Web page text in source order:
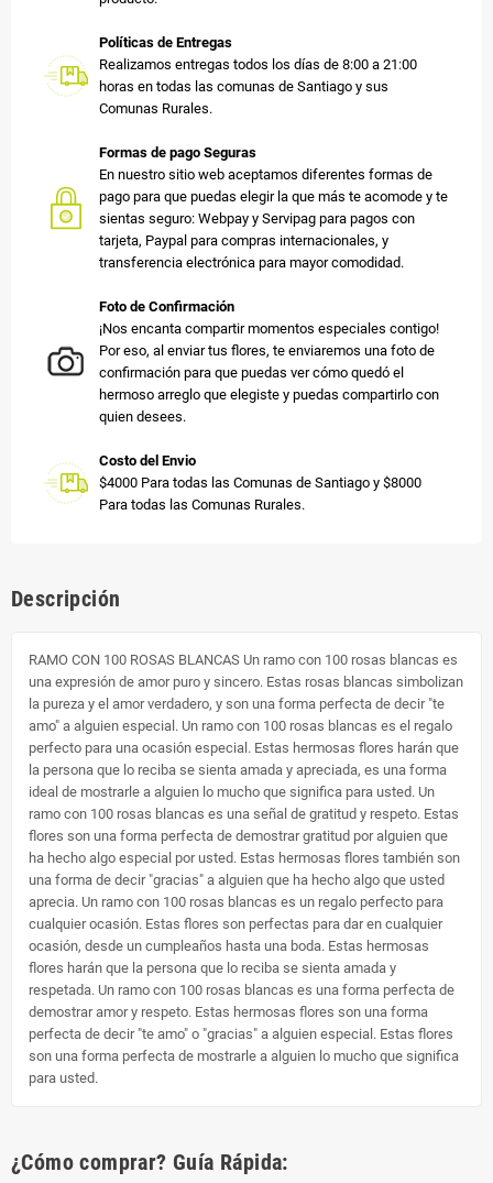
Políticas de Entregas
Realizamos entregas todos los días de 8:00 a 21:00
horas en todas las comunas de Santiago y sus
Comunas Rurales.
Formas de pago Seguras
En nuestro sitio web aceptamos diferentes formas de
pago para que puedas elegir la que más te acomode y te
sientas seguro: Webpay y Servipag para pagos con
tarjeta, Paypal para compras internacionales, y
transferencia electrónica para mayor comodidad.
Foto de Confirmación
¡Nos encanta compartir momentos especiales contigo!
Por eso, al enviar tus flores, te enviaremos una foto de
confirmación para que puedas ver cómo quedó el
hermoso arreglo que elegiste y puedas compartirlo con
quien desees.
Costo del Envio
$4000 Para todas las Comunas de Santiago y $8000
Para todas las Comunas Rurales.
Descripción
RAMO CON 100 ROSAS BLANCAS Un ramo con 100 rosas blancas es
una expresión de amor puro y sincero. Estas rosas blancas simbolizan
la pureza y el amor verdadero, y son una forma perfecta de decir "te
amo" a alguien especial. Un ramo con 100 rosas blancas es el regalo
perfecto para una ocasión especial. Estas hermosas flores harán que
la persona que lo reciba se sienta amada y apreciada, es una forma
ideal de mostrarle a alguien lo mucho que significa para usted. Un
ramo con 100 rosas blancas es una señal de gratitud y respeto. Estas
flores son una forma perfecta de demostrar gratitud por alguien que
ha hecho algo especial por usted. Estas hermosas flores también son
una forma de decir "gracias" a alguien que ha hecho algo que usted
aprecia. Un ramo con 100 rosas blancas es un regalo perfecto para
cualquier ocasión. Estas flores son perfectas para dar en cualquier
ocasión, desde un cumpleaños hasta una boda. Estas hermosas
flores harán que la persona que lo reciba se sienta amada y
respetada. Un ramo con 100 rosas blancas es una forma perfecta de
demostrar amor y respeto. Estas hermosas flores son una forma
perfecta de decir "te amo" o "gracias" a alguien especial. Estas flores
son una forma perfecta de mostrarle a alguien lo mucho que significa
para usted.
¿Cómo comprar? Guía Rápida: